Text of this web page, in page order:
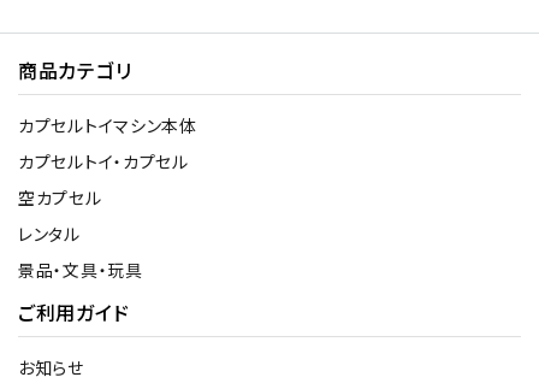
商品カテゴリ
カプセルトイマシン本体
カプセルトイ・カプセル
空カプセル
レンタル
景品・文具・玩具
ご利用ガイド
お知らせ